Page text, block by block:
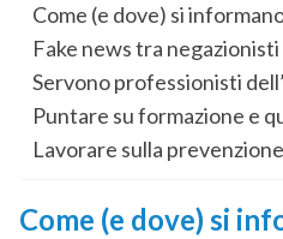
Come (e dove) si
Fake news tra negazionisti
Servono professionisti
Puntare su formazione e
Lavorare sulla
Come (e dove) si